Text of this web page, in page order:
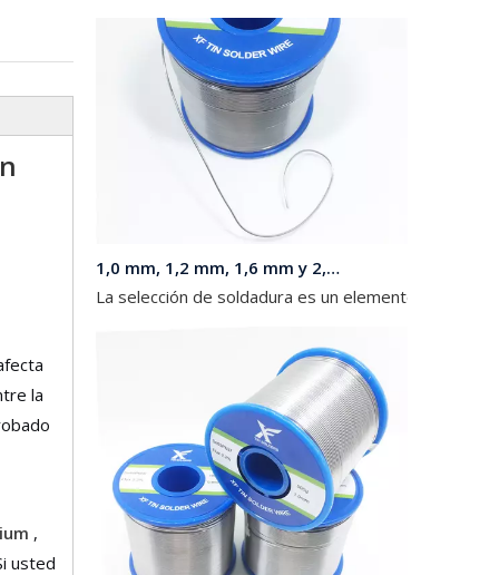
la
,
usted
La selección de soldadura es un elemento